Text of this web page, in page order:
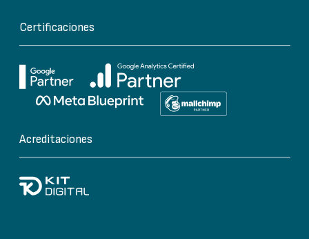
Certificaciones
Acreditaciones